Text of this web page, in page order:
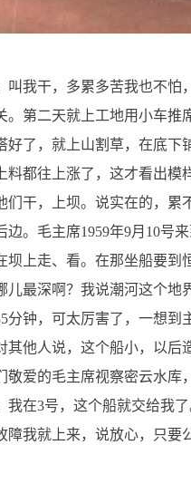
我干，多累多苦我也不怕
第二天就上工地用小车推
了，就上山割草，在底下
都往上涨了，这才看出模
干，上坝。说实在的，累
。毛主席1959年9月10号
上走、看。在那坐船要到
最深啊？我说潮河这个地
钟，可太厉害了，一想到
他人说，这个船小，以后
爱的毛主席视察密云水库
在3号，这个船就交给我
我就上来，说放心，只要